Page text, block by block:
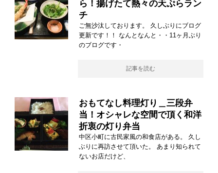
ら！揚げたて熱々の天ぷらラン
チ
ご無沙汰しております。 久しぶりにブログ
更新です！！ なんとなんと・・11ヶ月ぶり
のブログです・
記事を読む
おもてなし料理灯り＿三段弁
当！オシャレな空間で頂く和洋
折衷の灯り弁当
中区小町に古民家風の和食店がある。 久し
ぶりに再訪させて頂いた。 あまり知られて
ないお店だけど、